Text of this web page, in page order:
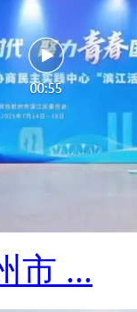
市 ...